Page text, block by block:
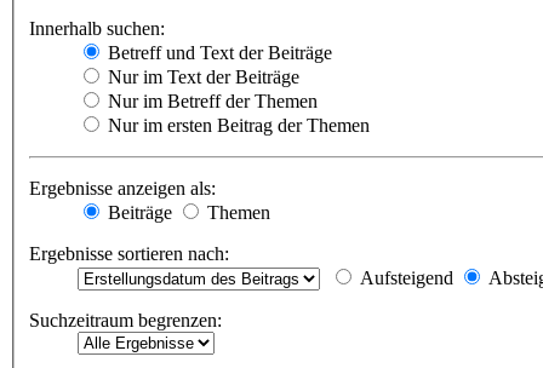
Innerhalb suchen:
Betreff und Text der Beiträge
Nur im Text der Beiträge
Nur im Betreff der Themen
Nur im ersten Beitrag der Themen
Ergebnisse anzeigen als:
Beiträge
Themen
Ergebnisse sortieren nach:
Aufsteigend
Suchzeitraum begrenzen: